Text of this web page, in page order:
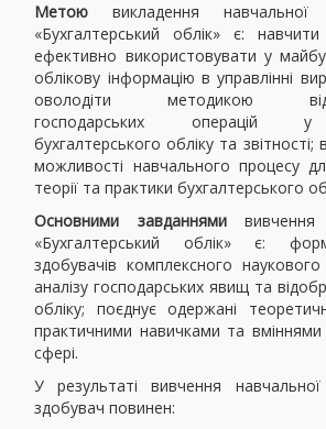
Метоювикладення навчальної
«Бухгалтерський облік» є: навчити
ефективно використовувати у
облікову інформацію в управлінні
оволодіти методикою
господарських операцій
бухгалтерського обліку та звітності;
можливості навчального процесу
теорії та практики бухгалтерського
Основними завданнямививчення
«Бухгалтерський облік» є:
здобувачів комплексного
аналізу господарських явищ та
обліку; поєднує одержані
практичними навичками та вміннями
сфері.
У результаті вивчення навчальної
здобувач повинен: